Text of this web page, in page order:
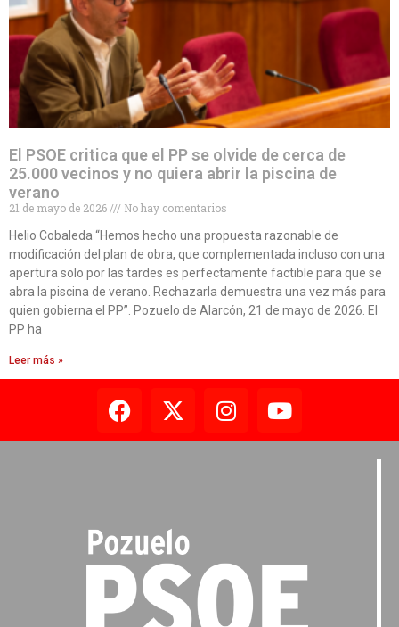
El PSOE critica que el PP se olvide de cerca de
25.000 vecinos y no quiera abrir la piscina de
verano
21 de mayo de 2026
No hay comentarios
Helio Cobaleda “Hemos hecho una propuesta razonable de
modificación del plan de obra, que complementada incluso con una
apertura solo por las tardes es perfectamente factible para que se
abra la piscina de verano. Rechazarla demuestra una vez más para
quien gobierna el PP”. Pozuelo de Alarcón, 21 de mayo de 2026. El
PP ha
Leer más »